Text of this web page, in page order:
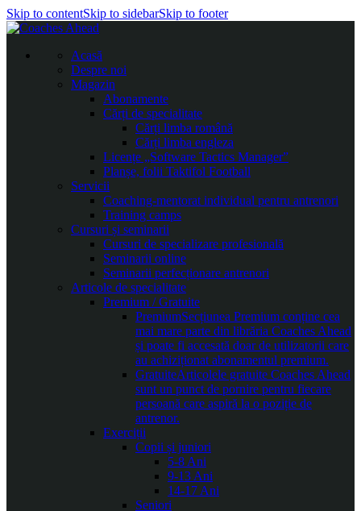
Skip to contentSkip to sidebarSkip to footer
Acasă
Despre noi
Magazin
Abonamente
Cărți de specialitate
Cărți limba română
Cărți limba engleza
Licențe „Software Tactics Manager”
Planșe, folii Taktifol Football
Servicii
Coaching-mentorat individual pentru antrenori
Training camps
Cursuri și seminarii
Cursuri de specializare profesională
Seminarii online
Seminarii perfecționare antrenori
Articole de specialitate
Premium / Gratuite
PremiumSecțiunea Premium conține cea
mai mare parte din librăria Coaches Ahead
și poate fi accesată doar de utilizatorii care
au achiziționat abonamentul premium.
GratuiteArticolele gratuite Coaches Ahead
sunt un punct de pornire pentru fiecare
persoană care aspiră la o poziție de
antrenor.
Exerciții
Copii și juniori
5-8 Ani
9-13 Ani
14-17 Ani
Seniori